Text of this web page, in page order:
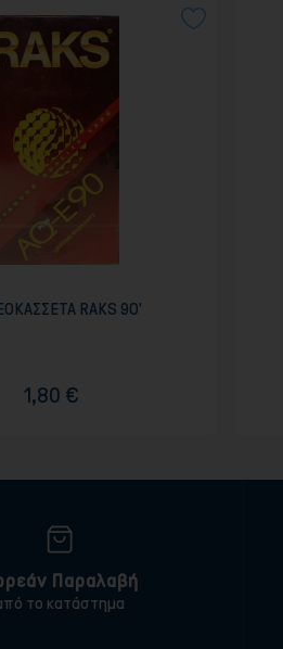
RAKS 90'
1,80 €
Παραλαβή
το κατάστημα